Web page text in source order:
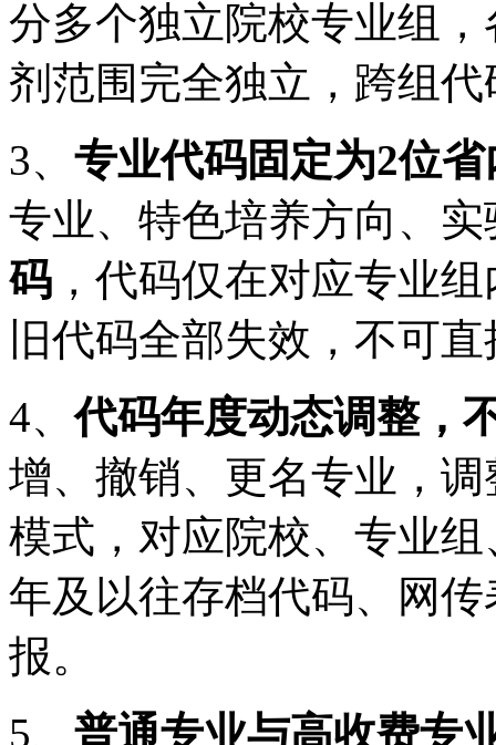
分多个独立院校专业组
剂范围完全独立，跨组
3、 专业代码固定为2位
专业、特色培养方向、
码 ，代码仅在对应专业
旧代码全部失效，不可
4、代码年度动态调整，
增、撤销、更名专业，
模式，对应院校、专业
年及以往存档代码、网
报。
5、 普通专业与高收费专